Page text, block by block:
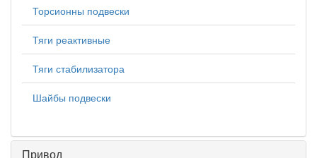
Торсионны подвески
Тяги реактивные
Тяги стабилизатора
Шайбы подвески
Привод